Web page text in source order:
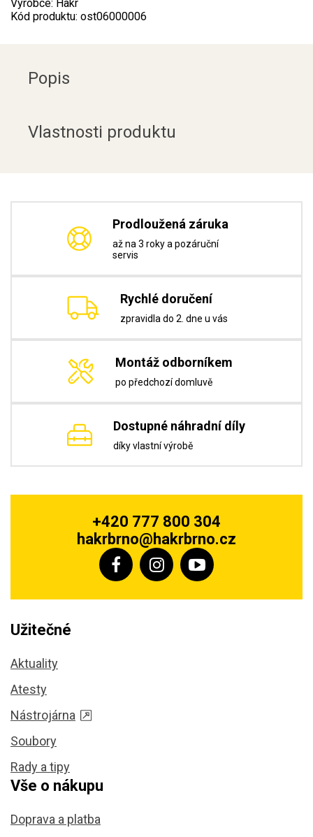
Výrobce: Hakr
Kód produktu: ost06000006
Popis
Vlastnosti produktu
Prodloužená záruka
až na 3 roky a pozáruční
servis
Rychlé doručení
zpravidla do 2. dne u vás
Montáž odborníkem
po předchozí domluvě
Dostupné náhradní díly
díky vlastní výrobě
+420 777 800 304
hakrbrno@hakrbrno.cz
Užitečné
Aktuality
Atesty
Nástrojárna
Soubory
Rady a tipy
Vše o nákupu
Doprava a platba